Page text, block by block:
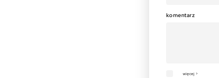
komentarz
więcej >